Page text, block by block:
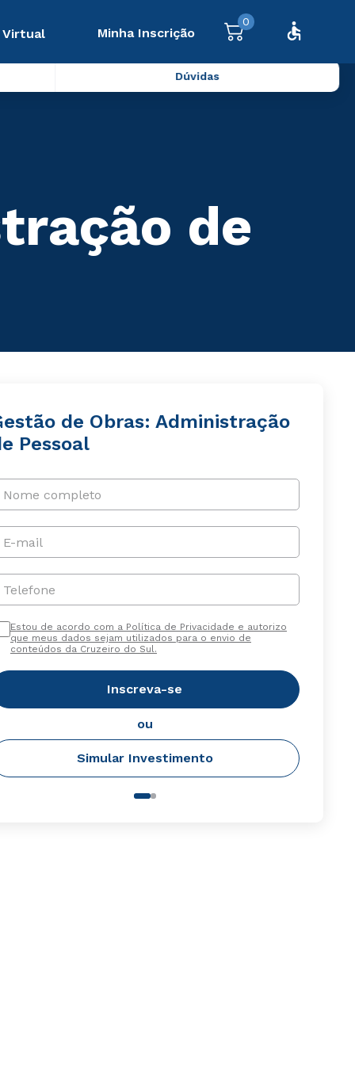
Virtual Minha Inscrição
0
Dúvidas
de
de Obras: Administração
Pessoal
Nome completo
E-mail
Telefone
Estou de acordo com a Política de Privacidade e autorizo
que meus dados sejam utilizados para o envio de
conteúdos da Cruzeiro do Sul.
Inscreva-se
ou
Simular Investimento